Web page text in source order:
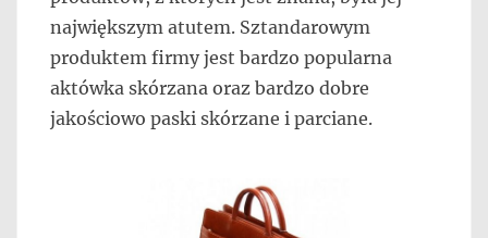
największym atutem. Sztandarowym
produktem firmy jest bardzo popularna
aktówka skórzana oraz bardzo dobre
jakościowo paski skórzane i parciane.